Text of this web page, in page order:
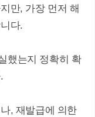
만, 가장 먼저 해
다.
했는지 정확히 확
, 재발급에 의한